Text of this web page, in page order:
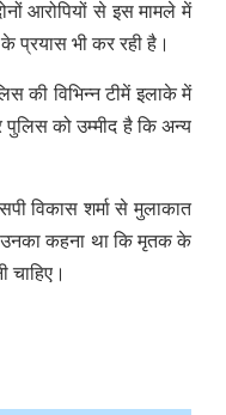
आरोपियों से इस मामले में
के प्रयास भी कर रही है।
की विभिन्न टीमें इलाके में
को उम्मीद है कि अन्य
विकास शर्मा से मुलाकात
उनका कहना था कि मृतक के
चाहिए।